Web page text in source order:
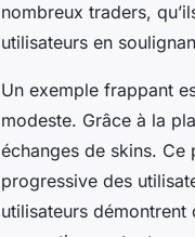
nombreux traders,
utilisateurs en
Un exemple frappant
modeste. Grâce à la
échanges de skins.
progressive des
utilisateurs